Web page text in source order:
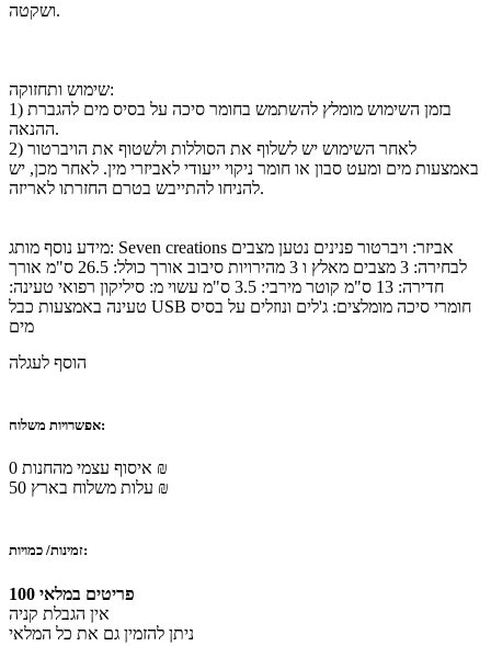
ושקטה.
שימוש ותחזוקה:
1) בזמן השימוש מומלץ להשתמש בחומר סיכה על בסיס מים להגברת
ההנאה.
2) לאחר השימוש יש לשלוף את הסוללות ולשטוף את הויברטור
באמצעות מים ומעט סבון או חומר ניקוי ייעודי לאביזרי מין. לאחר מכן, יש
להניחו להתייבש בטרם החזרתו לאריזה.
מידע נוסף מותג: Seven creations אביזר: ויברטור פנינים נטען מצבים
לבחירה: 3 מצבים מאלץ ו 3 מהירויות סיבוב אורך כולל: 26.5 ס"מ אורך
חדירה: 13 ס"מ קוטר מירבי: 3.5 ס"מ עשוי מ: סיליקון רפואי טעינה:
טעינה באמצעות כבל USB חומרי סיכה מומלצים: ג'לים ונוזלים על בסיס
מים
הוסף לעגלה
אפשרויות משלוח:
איסוף עצמי מהחנות 0 ₪
עלות משלוח בארץ 50 ₪
זמינות/ כמויות:
100 פריטים במלאי
אין הגבלת קניה
ניתן להזמין גם את כל המלאי